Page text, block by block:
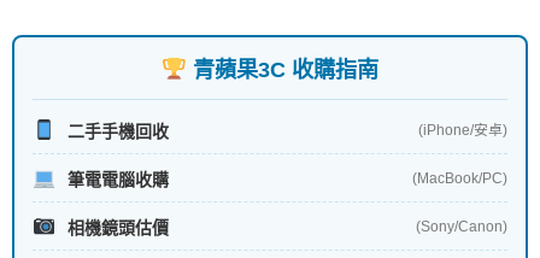
青蘋果3C 收購指南
二手手機回收 (iPhone/安卓)
筆電電腦收購 (MacBook/PC)
相機鏡頭估價 (Sony/Canon)